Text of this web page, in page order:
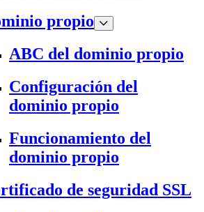
propio
ABC del dominio propio
Configuración del
dominio propio
Funcionamiento del
dominio propio
de seguridad SSL